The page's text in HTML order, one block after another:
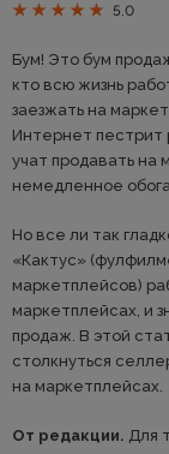
5.0
Бум! Это бум
кто всю жизнь
заезжать на
Интернет пестрит
учат продавать на
немедленное
Но все ли так
«Кактус»
маркетплейсов)
маркетплейсах, и
продаж. В этой
столкнуться
на маркетплейсах.
От редакции. Для